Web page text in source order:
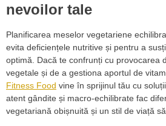
nevoilor tale
Planificarea meselor vegetariene
evita deficiențele nutritive și pentru a
optimă. Dacă te confrunți cu provocarea
vegetale și de a gestiona aportul de
Fitness Food vine în sprijinul tău cu
atent gândite și macro-echilibrate fac
vegetariană obișnuită și un stil de viață